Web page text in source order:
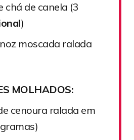
chá de canela (3
)
moscada ralada
MOLHADOS:
cenoura ralada em
gramas)